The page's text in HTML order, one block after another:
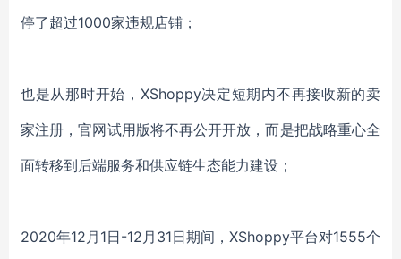
停了超过1000家违规店铺；
也是从那时开始， XShoppy决定短期内不再接收新的卖
家注册，官网试用版将不再公开开放，而是把战略重心全
面转移到后端服务和供应链生态能力建设；
2020年12月1日-12月31日期间，XShoppy平台对1555个